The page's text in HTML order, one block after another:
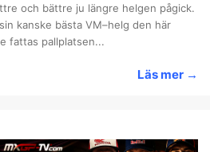
och bättre ju längre helgen pågick.
kanske bästa VM–helg den här
fattas pallplatsen...
Läs mer →